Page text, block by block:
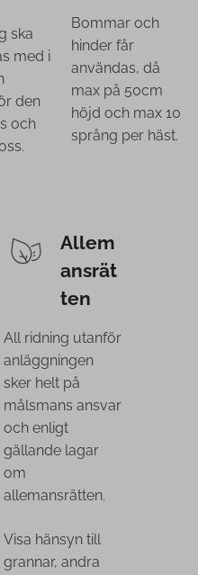
ska
med i
den
och
Bommar och
hinder får
användas, då
max på 50cm
höjd och max 10
språng per häst.
Allem
ansrät
ten
All ridning utanför
anläggningen
sker helt på
målsmans ansvar
och enligt
gällande lagar
om
allemansrätten.
Visa hänsyn till
grannar, andra